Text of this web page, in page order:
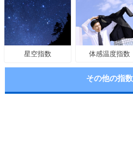
星空指数 体感温度指数
その他の指数